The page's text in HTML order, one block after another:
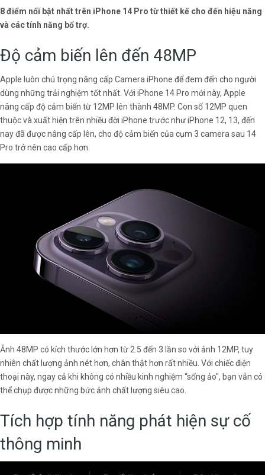
8 điểm nổi bật nhất trên iPhone 14 Pro từ thiết kế cho đến hiệu năng
và các tính năng bổ trợ.
Độ cảm biến lên đến 48MP
Apple luôn chú trọng nâng cấp Camera iPhone để đem đến cho người
dùng những trải nghiệm tốt nhất. Với iPhone 14 Pro mới này, Apple
nâng cấp độ cảm biến từ 12MP lên thành 48MP. Con số 12MP quen
thuộc và xuất hiện trên nhiều đời iPhone trước như iPhone 12, 13, đến
nay đã được nâng cấp lên, cho độ cảm biến của cụm 3 camera sau 14
Pro trở nên cao cấp hơn.
Ảnh 48MP có kích thước lớn hơn từ 2.5 đến 3 lần so với ảnh 12MP, tuy
nhiên chất lượng ảnh nét hơn, chân thật hơn rất nhiều. Với chiếc điện
thoại này, ngay cả khi không có nhiều kinh nghiệm “sống ảo", bạn vẫn có
thể chụp được những bức ảnh chất lượng siêu cao.
Tích hợp tính năng phát hiện sự cố
thông minh